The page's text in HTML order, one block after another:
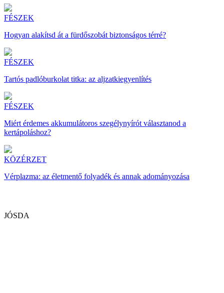
FÉSZEK
Hogyan alakítsd át a fürdőszobát biztonságos térré?
FÉSZEK
Tartós padlóburkolat titka: az aljzatkiegyenlítés
FÉSZEK
Miért érdemes akkumulátoros szegélynyírót választanod a
kertápoláshoz?
KÖZÉRZET
Vérplazma: az életmentő folyadék és annak adományozása
JÓSDA